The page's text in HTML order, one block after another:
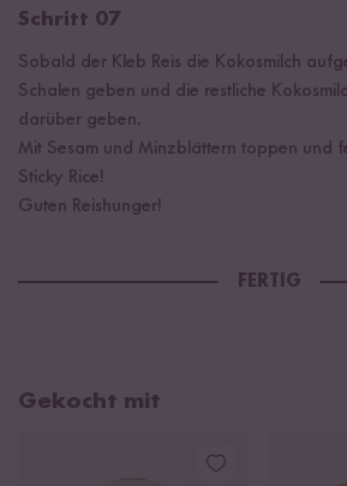
Schritt 07
Sobald der Kleb Reis die Kokosmilch
Schalen geben und die restliche
darüber geben.
Mit Sesam und Minzblättern toppen und
Sticky Rice!
Guten Reishunger!
FERTIG
Gekocht mit